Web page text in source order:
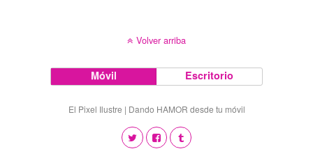
Volver arriba
Móvil Escritorio
El Pixel Ilustre | Dando HAMOR desde tu móvil